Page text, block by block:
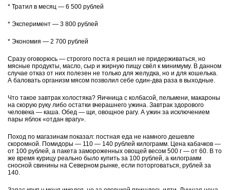
* Тратил в месяц — 6 500 рублей
* Эксперимент — 3 800 рублей
* Экономия — 2 700 рублей
Сразу оговорюсь — строгого поста я решил не придерживаться, но
мясные продукты, масло, сыр и жирную пищу свёл к минимуму. В данном
случае отказ от них полезен не только для желудка, но и для кошелька.
А баловать организм мясом позволил себе один-два раза в выходные.
Что такое завтрак холостяка? Яичница с колбасой, пельмени, макароны
на скорую руку либо остатки вчерашнего ужина. Завтрак здорового
человека — каша. Обед — щи, овощ­ное рагу. А ужин за исключением
пары яблок «отдан врагу».
Поход по магазинам показал: постная еда не намного дешевле
скоромной. Помидоры — 110 — 140 рублей килограмм. Цена кабачков —
от 100 рублей, а пакета замороженных овощей весом 500 г — от 60. В то
же время курицу реально было купить за 100 рублей, а килограмм
сносной свинины на Северном рынке, если поторговаться, рублей за
140.